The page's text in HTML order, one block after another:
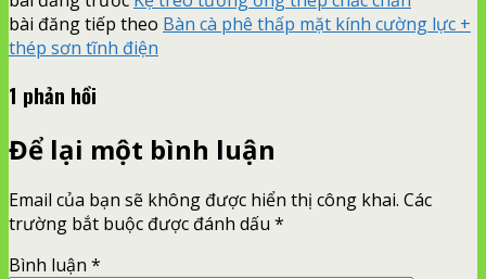
bài đăng tiếp theo Bàn cà phê thấp mặt kính cường lực +
thép sơn tĩnh điện
1 phản hồi
Để lại một bình luận
Email của bạn sẽ không được hiển thị công khai. Các
trường bắt buộc được đánh dấu *
Bình luận *